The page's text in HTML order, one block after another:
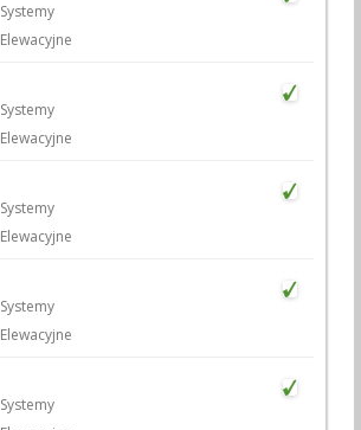
Systemy
Elewacyjne
Systemy
Elewacyjne
Systemy
Elewacyjne
Systemy
Elewacyjne
Systemy